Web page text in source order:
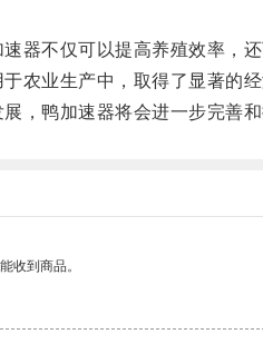
不仅可以提高养殖效率，还
业生产中，取得了显著的经
鸭加速器将会进一步完善和
收到商品。